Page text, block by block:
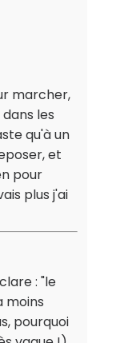
marcher,
les
qu'à un
et
pour
plus j'ai
: "le
moins
pourquoi